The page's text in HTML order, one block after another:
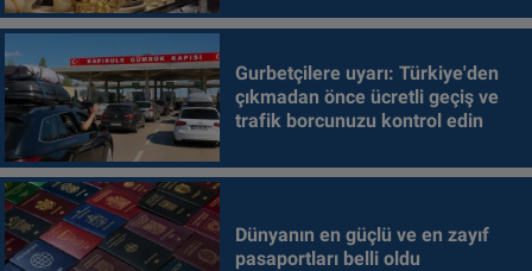
Gurbetçilere uyarı: Türkiye'den
çıkmadan önce ücretli geçiş ve
trafik borcunuzu kontrol edin
Dünyanın en güçlü ve en zayıf
pasaportları belli oldu